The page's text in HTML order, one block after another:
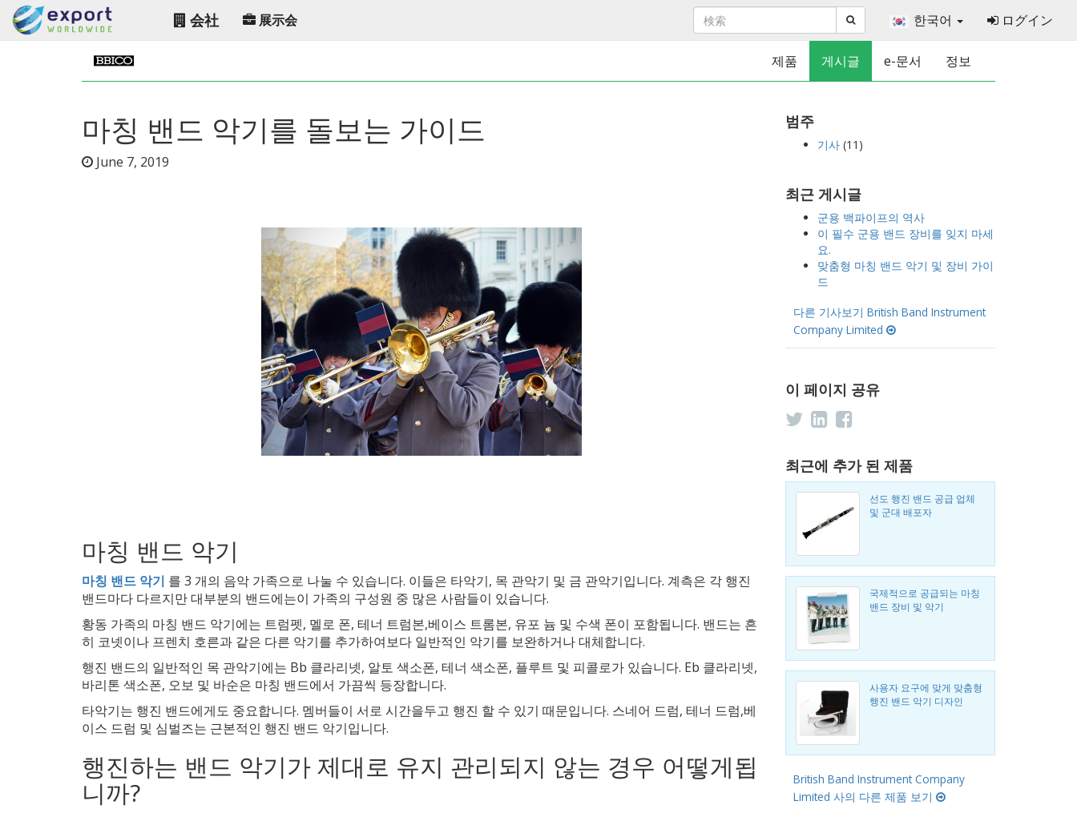
会社 展示会 한국어 ログイン
제품 게시글 e-문서 정보
마칭 밴드 악기를 돌보는 가이드
June 7, 2019
마칭 밴드 악기
마칭 밴드 악기 를 3 개의 음악 가족으로 나눌 수 있습니다. 이들은 타악기, 목 관악기 및 금 관악기입니다. 계측은 각 행진
밴드마다 다르지만 대부분의 밴드에는이 가족의 구성원 중 많은 사람들이 있습니다.
황동 가족의 마칭 밴드 악기에는 트럼펫, 멜로 폰, 테너 트럼본,베이스 트롬본, 유포 늄 및 수색 폰이 포함됩니다. 밴드는 흔
히 코넷이나 프렌치 호른과 같은 다른 악기를 추가하여보다 일반적인 악기를 보완하거나 대체합니다.
행진 밴드의 일반적인 목 관악기에는 Bb 클라리넷, 알토 색소폰, 테너 색소폰, 플루트 및 피콜로가 있습니다. Eb 클라리넷,
바리톤 색소폰, 오보 및 바순은 마칭 밴드에서 가끔씩 등장합니다.
타악기는 행진 밴드에게도 중요합니다. 멤버들이 서로 시간을두고 행진 할 수 있기 때문입니다. 스네어 드럼, 테너 드럼,베
이스 드럼 및 심벌즈는 근본적인 행진 밴드 악기입니다.
행진하는 밴드 악기가 제대로 유지 관리되지 않는 경우 어떻게됩
니까?
범주
기사 (11)
최근 게시글
군용 백파이프의 역사
이 필수 군용 밴드 장비를 잊지 마세
요.
맞춤형 마칭 밴드 악기 및 장비 가이
드
다른 기사보기 British Band Instrument
Company Limited
이 페이지 공유
최근에 추가 된 제품
선도 행진 밴드 공급 업체
및 군대 배포자
국제적으로 공급되는 마칭
밴드 장비 및 악기
사용자 요구에 맞게 맞춤형
행진 밴드 악기 디자인
British Band Instrument Company
Limited 사의 다른 제품 보기